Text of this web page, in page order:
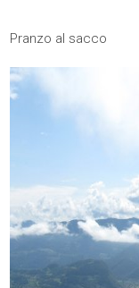
Pranzo al sacco